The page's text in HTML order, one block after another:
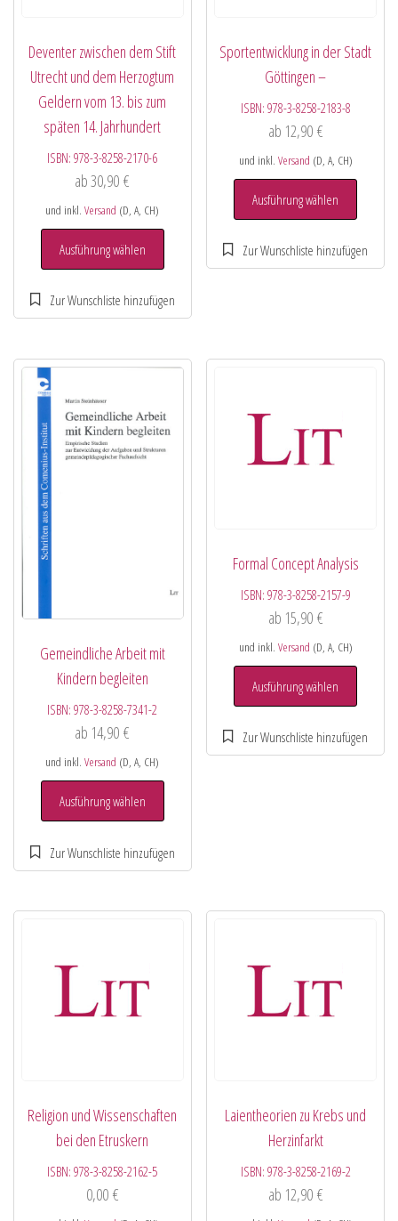
Deventer zwischen dem Stift
Utrecht und dem Herzogtum
Geldern vom 13. bis zum
späten 14. Jahrhundert
ISBN:978-3-8258-2170-6
ab30,90€
und inkl.Versand (D, A, CH)
Ausführung wählen
Sportentwicklung in der Stadt
Göttingen –
ISBN: 978-3-8258-2183-8
ab 12,90 €
und inkl. Versand (D, A, CH)
Ausführung wählen
Gemeindliche Arbeit mit
Kindern begleiten
ISBN:978-3-8258-7341-2
ab 14,90€
und inkl.Versand (D, A, CH)
Ausführung wählen
Formal Concept Analysis
ISBN: 978-3-8258-2157-9
ab 15,90 €
und inkl. Versand (D, A, CH)
Ausführung wählen
Religion und Wissenschaften
bei den Etruskern
ISBN:978-3-8258-2162-5
0,00 €
Laientheorien zu Krebs und
Herzinfarkt
ISBN: 978-3-8258-2169-2
ab 12,90 €